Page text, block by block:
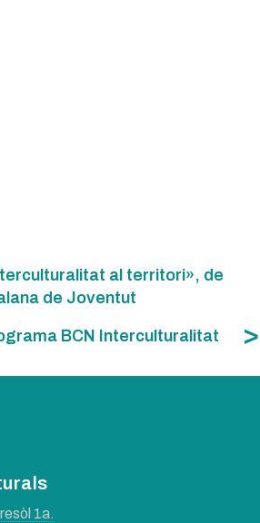
al territori», de
de Joventut
BCN Interculturalitat
1a.